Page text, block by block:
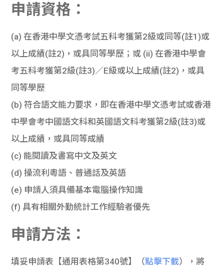
申請資格：
(a) 在香港中學文憑考試五科考獲第2級或同等(註1)或
以上成績(註2)，或具同等學歷；或 (ii) 在香港中學會
考五科考獲第2級(註3)／E級或以上成績(註2)，或具
同等學歷
(b) 符合語文能力要求，即在香港中學文憑考試或香港
中學會考中國語文科和英國語文科考獲第2級(註3)或
以上成績，或具同等成績
(c) 能閱讀及書寫中文及英文
(d) 操流利粵語、普通話及英語
(e) 申請人須具備基本電腦操作知識
(f) 具有相關外勤統計工作經驗者優先
申請方法：
填妥申請表【通用表格第340號】（點擊下載），將